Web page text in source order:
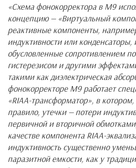
«Схема фонокорректора в М9
концепцию — «Виртуальный
реактивные компоненты,
индуктивности или
обусловленные сопротивлением
гистерезисом и другими
такими как диэлектрическая
фонокорректоре М9 работает
«RIAA-трансформатор», в
правило, утечки — потери
первичной и вторичной
качестве компонента RIAA-
индуктивность существенно
паразитной емкости, как у